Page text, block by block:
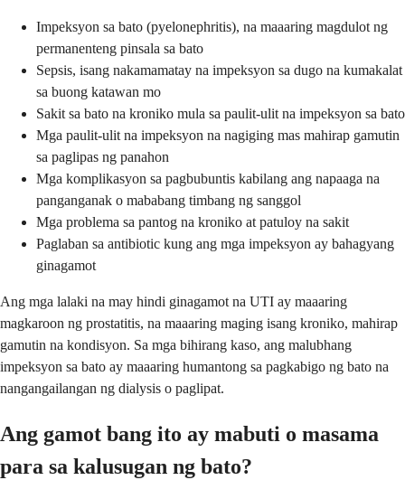
Impeksyon sa bato (pyelonephritis), na maaaring magdulot ng
permanenteng pinsala sa bato
Sepsis, isang nakamamatay na impeksyon sa dugo na kumakalat
sa buong katawan mo
Sakit sa bato na kroniko mula sa paulit-ulit na impeksyon sa bato
Mga paulit-ulit na impeksyon na nagiging mas mahirap gamutin
sa paglipas ng panahon
Mga komplikasyon sa pagbubuntis kabilang ang napaaga na
panganganak o mababang timbang ng sanggol
Mga problema sa pantog na kroniko at patuloy na sakit
Paglaban sa antibiotic kung ang mga impeksyon ay bahagyang
ginagamot
Ang mga lalaki na may hindi ginagamot na UTI ay maaaring
magkaroon ng prostatitis, na maaaring maging isang kroniko, mahirap
gamutin na kondisyon. Sa mga bihirang kaso, ang malubhang
impeksyon sa bato ay maaaring humantong sa pagkabigo ng bato na
nangangailangan ng dialysis o paglipat.
Ang gamot bang ito ay mabuti o masama
para sa kalusugan ng bato?